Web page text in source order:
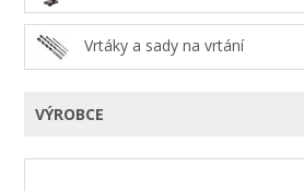
Vrtáky a sady na vrtání
VÝROBCE